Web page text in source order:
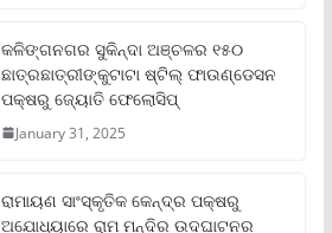
କଳିଙ୍ଗନଗର ସୁକିନ୍ଦା ଅଞ୍ଚଳର ୧୫୦
ଛାତ୍ରଛାତ୍ରୀଙ୍କୁଟାଟା ଷ୍ଟିଲ୍ ଫାଉଣ୍ଡେସନ
ପକ୍ଷରୁ ଜ୍ୟୋତି ଫେଲୋସିପ୍‌
January 31, 2025
ରାମାୟଣ ସାଂସ୍କୃତିକ କେନ୍ଦ୍ର ପକ୍ଷରୁ
ଅଯୋଧ୍ୟାରେ ରାମ ମନ୍ଦିର ଉଦଘାଟନର